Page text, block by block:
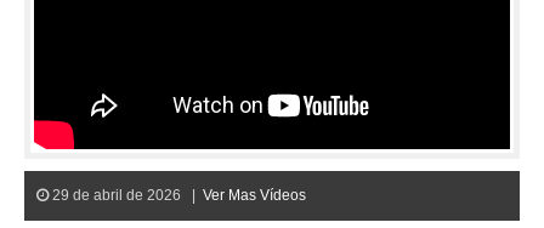
29 de abril de 2026 | Ver Mas Vídeos